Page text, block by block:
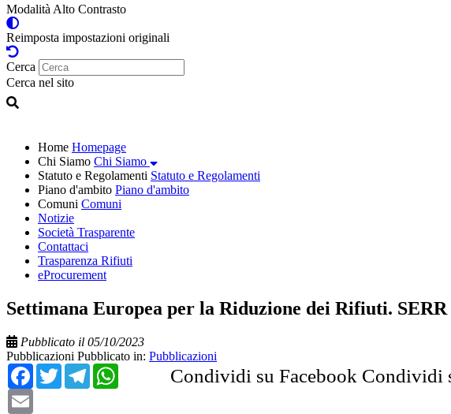
Modalità Alto Contrasto
Reimposta impostazioni originali
Cerca
Cerca nel sito
Home Homepage
Chi Siamo Chi Siamo
Statuto e Regolamenti Statuto e Regolamenti
Piano d'ambito Piano d'ambito
Comuni Comuni
Notizie
Società Trasparente
Contattaci
Trasparenza Rifiuti
eProcurement
Settimana Europea per la Riduzione dei Rifiuti. SERR
Pubblicato il 05/10/2023
Pubblicazioni Pubblicato in: Pubblicazioni
Condividi su Facebook
Facebook Condividi
TwitterTelegramWhatsApp
Email